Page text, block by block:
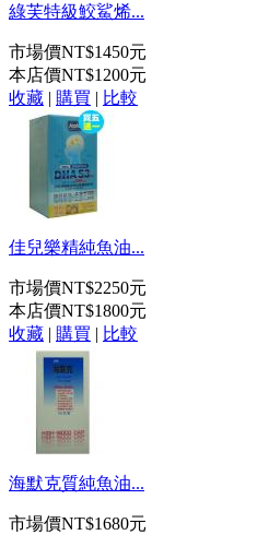
綠芙特級鮫鯊烯...
市場價NT$1450元
本店價NT$1200元
收藏 | 購買 | 比較
佳兒樂精純魚油...
市場價NT$2250元
本店價NT$1800元
收藏 | 購買 | 比較
海默克質純魚油...
市場價NT$1680元